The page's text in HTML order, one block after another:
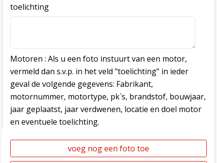
toelichting
Motoren : Als u een foto instuurt van een motor,
vermeld dan s.v.p. in het veld "toelichting" in ieder
geval de volgende gegevens: Fabrikant,
motornummer, motortype, pk`s, brandstof, bouwjaar,
jaar geplaatst, jaar verdwenen, locatie en doel motor
en eventuele toelichting.